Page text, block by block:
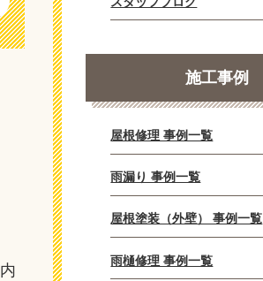
施工事例
屋根修理 事例一覧
雨漏り 事例一覧
屋根塗装（外壁） 事例一覧
雨樋修理 事例一覧